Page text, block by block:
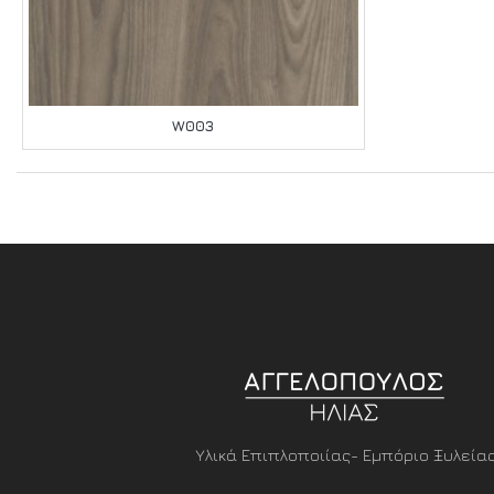
W003
Υλικά Επιπλοποιίας- Εμπόριο